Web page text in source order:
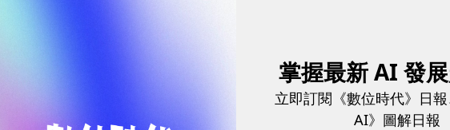
球 4,050 位銷售專業人士調查報告！AI 如何改變商機開發、客戶經營
何使用？
掌握最新 AI 發
立即訂閱《數位時代》日
AI》圖解日報